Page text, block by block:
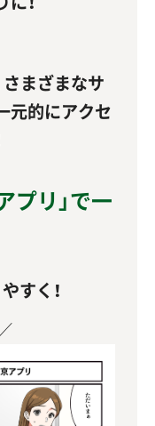
さまざまなサ
元的にアクセ
プリ」で一
すく！